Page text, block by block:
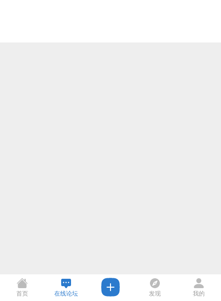
首页 在线论坛 发现 我的